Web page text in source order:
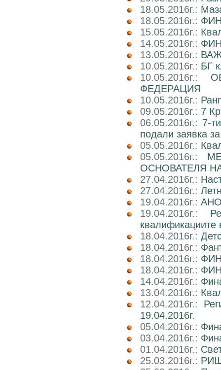
18.05.2016г.:
18.05.2016г.:
15.05.2016г.:
14.05.2016г.:
13.05.2016г.:
10.05.2016г.: БГ
10.05.2016г.:
ФЕДЕРАЦИЯ
10.05.2016г.:
09.05.2016г.: 7
06.05.2016г.: 7-
подали заявка
05.05.2016г.:
05.05.2016г.:
ОСНОВАТЕЛЯ
27.04.2016г.:
27.04.2016г.:
19.04.2016г.:
19.04.2016г.:
квалификациите
18.04.2016г.:
18.04.2016г.:
18.04.2016г.:
18.04.2016г.:
14.04.2016г.:
13.04.2016г.:
12.04.2016г.:
19.04.2016г.
05.04.2016г.:
03.04.2016г.:
01.04.2016г.:
25.03.2016г.: РИШ